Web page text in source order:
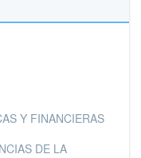
Y FINANCIERAS
DE LA